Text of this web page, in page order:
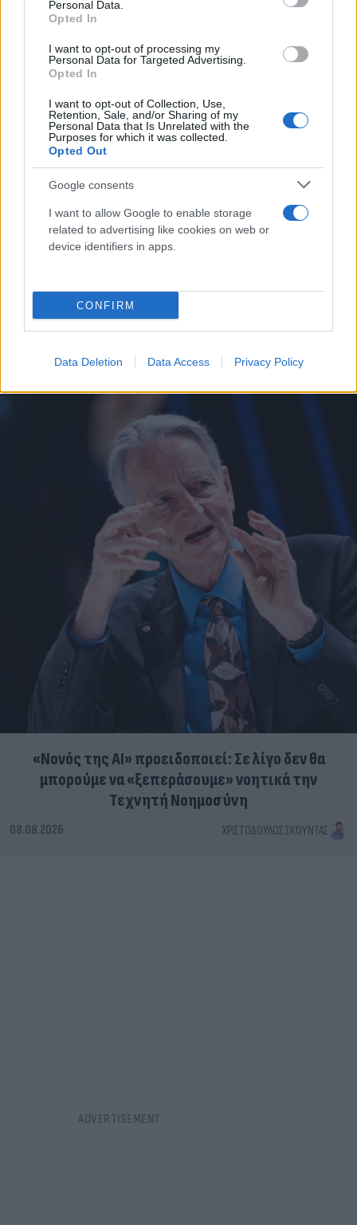
Personal Data.
Opted In
I want to opt-out of processing my
Personal Data for Targeted Advertising.
Opted In
I want to opt-out of Collection, Use,
Retention, Sale, and/or Sharing of my
Personal Data that Is Unrelated with the
Purposes for which it was collected.
Opted Out
Google consents
I want to allow Google to enable storage
related to advertising like cookies on web or
device identifiers in apps.
CONFIRM
Data Deletion Data Access Privacy Policy
Το Ιράν θέτει έξι όρους προς τις ΗΠΑ για το
άνοιγμα των Στενών του Ορμούζ
«Νονός της AI» προειδοποιεί: Σε λίγο δεν θα
μπορούμε να «ξεπεράσουμε» νοητικά την
Τεχνητή Νοημοσύνη
08.08.2026 ΧΡΙΣΤΌΔΟΥΛΟΣ ΣΚΟΎΝΤΑΣ